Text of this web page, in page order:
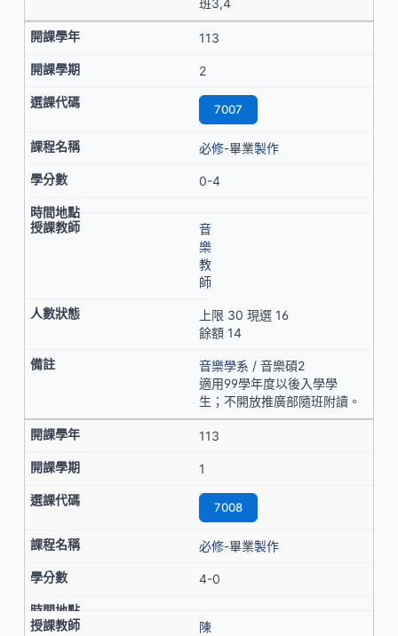
班3,4
113
2
7007
必修-畢業製作
0-4
音
樂
教
師
上限 30 現選 16
餘額 14
音樂學系 / 音樂碩2
適用99學年度以後入學學
生；不開放推廣部隨班附讀。
113
1
7008
必修-畢業製作
4-0
陳